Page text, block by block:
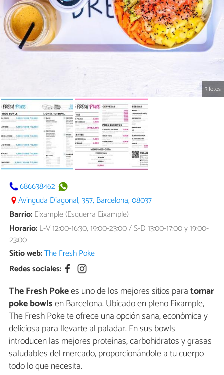
3 fotos
686638462
Avinguda Diagonal, 357, Barcelona, 08037
Barrio:Eixample (Esquerra Eixample)
Horario:L-V 12:00-16:30, 19:00-23:00 / S-D 13:00-17:00 y 19:00-
23:00
Sitio web:The Fresh Poke
Redes sociales:
The Fresh Pokees uno de los mejores sitios paratomar
poke bowlsen Barcelona. Ubicado en pleno Eixample,
The Fresh Poke te ofrece una opción sana, económica y
deliciosa para llevarte al paladar. En sus bowls
introducen las mejores proteínas, carbohidratos y grasas
saludables del mercado, proporcionándole a tu cuerpo
todo lo que necesita.